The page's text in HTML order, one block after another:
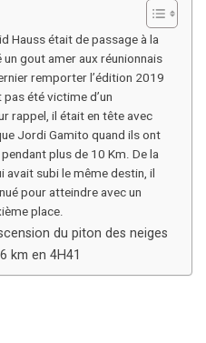
Hauss était de passage à la
un gout amer aux réunionnais
remporter l’édition 2019
pas été victime d’un
rappel, il était en tête avec
Jordi Gamito quand ils ont
plus de 10 Km. De la
avait subi le même destin, il
pour atteindre avec un
place.
du piton des neiges
km en 4H41